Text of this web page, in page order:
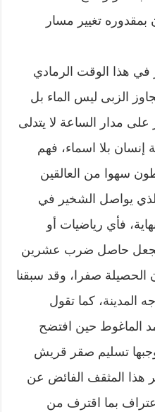
بمقدوره تغيير مسار
في هذا الوقت الرمادي
الزبى ليس الماء بل
مدار الساعة لا يتدلى
إنسان بلا اسماء، فهم
سهوا من العالقين
الذي يواصل الشخير في
فأي رياضيات أو
تجعل حاصل ضرب عشرين
الحصيلة صفرا، وقد سبقنا
المدينة، كما تقول
الماغوط حين افتضح
تسليم صقر قريش
هذا المثقف الفائض عن
بما اقترف من